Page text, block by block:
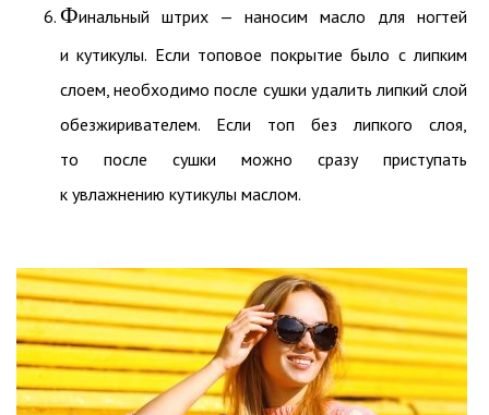
Финальный штрих — наносим масло для ногтей
и кутикулы. Если топовое покрытие было с липким
слоем, необходимо после сушки удалить липкий слой
обезжиривателем. Если топ без липкого слоя,
то после сушки можно сразу приступать
к увлажнению кутикулы маслом.